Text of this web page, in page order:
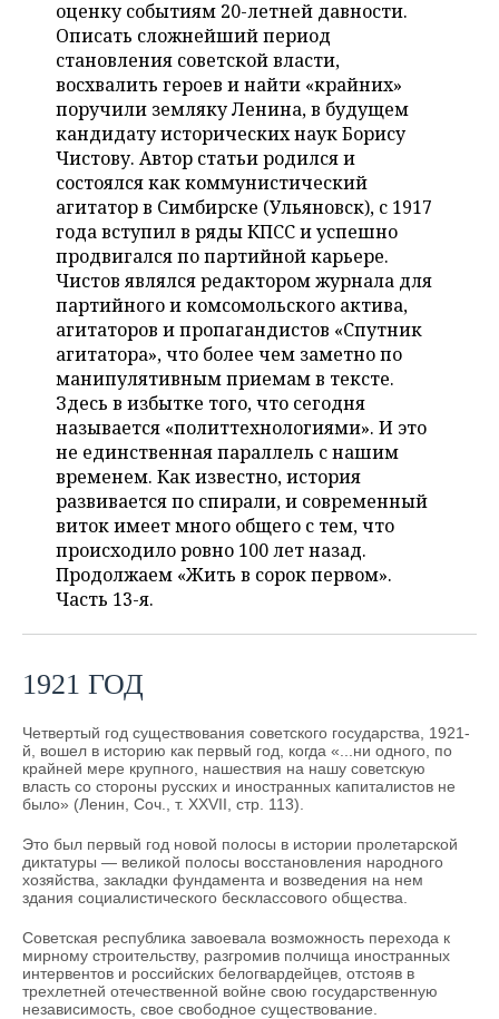
ИНВЕСТИЦИИ
НЕФТЕХИМИЯ
НЕФТЬ
ОПК
ЭНЕРГЕТИКА
НОВОСТИ БИЗНЕСА
РОЗНИЧНАЯ ТОРГОВЛЯ
ТРАНСПОРТ
УСЛУГИ
ТЕХНОЛОГИИ
НОВОСТИ ТЕХНОЛОГИЙ
МЕДИА
ТЕЛЕКОММУНИКАЦИИ
МЕРОПРИЯТИЯ
НОВОСТИ МЕРОПРИЯТИЙ
ВЫЕЗДНАЯ РЕДАКЦИЯ
БИЗНЕС-БРАНЧИ
ONLINE-КОНФЕРЕНЦИИ
ОТКРЫТАЯ ЛЕКЦИЯ
СПОРТ
НОВОСТИ СПОРТА
ФУТБОЛ
ХОККЕЙ
БАСКЕТБОЛ
ВОЛЕЙБОЛ
КИБЕРСПОРТ
ФИГУРНОЕ КАТАНИЕ
ВОДНЫЕ ВИДЫ СПОРТА
ХОККЕЙ С МЯЧОМ
ОБЩЕСТВО
НОВОСТИ ОБЩЕСТВА
ВЛАСТЬ
ИНФРАСТРУКТУРА
ИСТОРИЯ
КУЛЬТУРА
МЕДИЦИНА
ОБРАЗОВАНИЕ
ПРОИСШЕСТВИЯ
ФОТОГАЛЕРЕЯ
СЮЖЕТЫ
СПРАВОЧНИК
СПИСОК ПЕРСОН
СПИСОК КОМПАНИЙ
ПОЛНАЯ ВЕРСИЯ
оценку событиям 20-летней давности.
Описать сложнейший период
становления советской власти,
восхвалить героев и найти «крайних»
поручили земляку Ленина, в будущем
кандидату исторических наук Борису
Чистову. Автор статьи родился и
состоялся как коммунистический
агитатор в Симбирске (Ульяновск), с 1917
года вступил в ряды КПСС и успешно
продвигался по партийной карьере.
Чистов являлся редактором журнала для
партийного и комсомольского актива,
агитаторов и пропагандистов «Спутник
агитатора», что более чем заметно по
манипулятивным приемам в тексте.
Здесь в избытке того, что сегодня
называется «политтехнологиями». И это
не единственная параллель с нашим
временем. Как известно, история
развивается по спирали, и современный
виток имеет много общего с тем, что
происходило ровно 100 лет назад.
Продолжаем «Жить в сорок первом».
Часть 13-я.
1921 ГОД
Четвертый год существования советского государства, 1921-
й, вошел в историю как первый год, когда «...ни одного, по
крайней мере крупного, нашествия на нашу советскую
власть со стороны русских и иностранных капиталистов не
было» (Ленин, Соч., т. XXVII, стр. 113).
Это был первый год новой полосы в истории пролетарской
диктатуры — великой полосы восстановления народного
хозяйства, закладки фундамента и возведения на нем
здания социалистического бесклассового общества.
Советская республика завоевала возможность перехода к
мирному строительству, разгромив полчища иностранных
интервентов и российских белогвардейцев, отстояв в
трехлетней отечественной войне свою государственную
независимость, свое свободное существование.